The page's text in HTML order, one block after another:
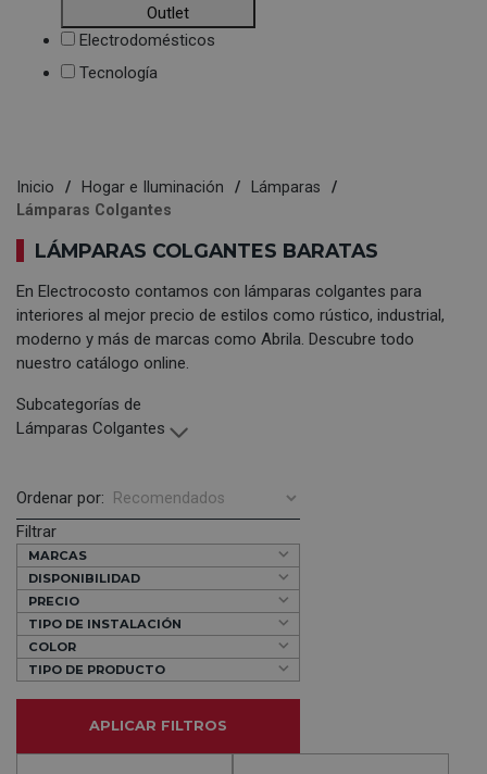
Outlet
Electrodomésticos
Tecnología
Inicio Hogar e Iluminación
Lámparas
Lámparas Colgantes
LÁMPARAS COLGANTES BARATAS
En Electrocosto contamos con lámparas colgantes para
interiores al mejor precio de estilos como rústico, industrial,
moderno y más de marcas como Abrila. Descubre todo
nuestro catálogo online.
Subcategorías de
Lámparas Colgantes
Ordenar por:
Filtrar
MARCAS
DISPONIBILIDAD
PRECIO
TIPO DE INSTALACIÓN
COLOR
TIPO DE PRODUCTO
APLICAR FILTROS